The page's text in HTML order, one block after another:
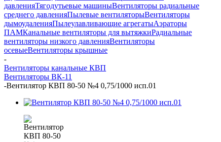
давленияТягодутьевые машиныВентиляторы радиальные
среднего давленияПылевые вентиляторыВентиляторы
дымоудаленияПылеулавливающие агрегатыАэраторы
ПАМКанальные вентиляторы для вытяжкиРадиальные
вентиляторы низкого давленияВентиляторы
осевыеВентиляторы крышные
-
Вентиляторы канальные КВП
Вентиляторы ВК-11
-Вентилятор КВП 80-50 №4 0,75/1000 исп.01